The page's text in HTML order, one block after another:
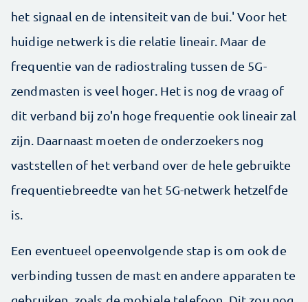
het signaal en de intensiteit van de bui.' Voor het
huidige netwerk is die relatie lineair. Maar de
frequentie van de radiostraling tussen de 5G-
zendmasten is veel hoger. Het is nog de vraag of
dit verband bij zo'n hoge frequentie ook lineair zal
zijn. Daarnaast moeten de onderzoekers nog
vaststellen of het verband over de hele gebruikte
frequentiebreedte van het 5G-netwerk hetzelfde
is.
Een eventueel opeenvolgende stap is om ook de
verbinding tussen de mast en andere apparaten te